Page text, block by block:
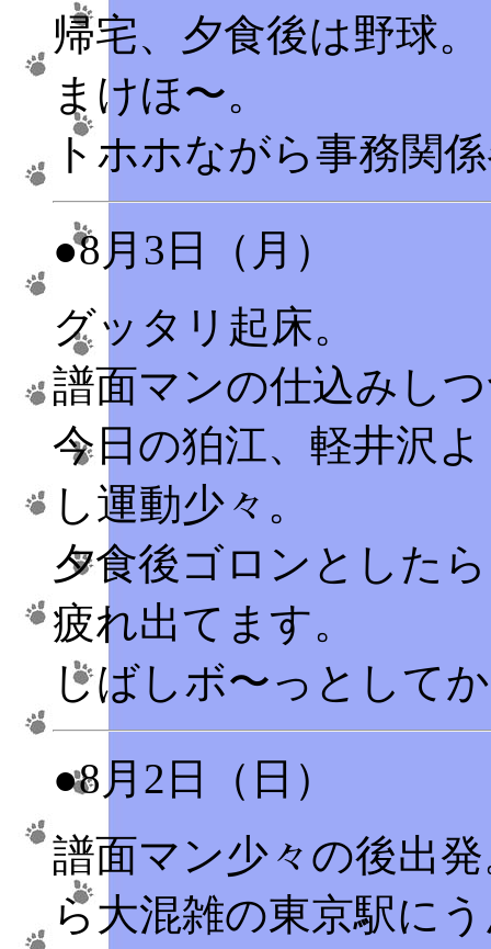
帰宅、夕食後は野球。
まけほ〜。
トホホながら事務関
●8月3日（月）
グッタリ起床。
譜面マンの仕込みし
今日の狛江、軽井沢
し運動少々。
夕食後ゴロンとした
疲れ出てます。
しばしボ〜っとして
●8月2日（日）
譜面マン少々の後出
ら大混雑の東京駅に